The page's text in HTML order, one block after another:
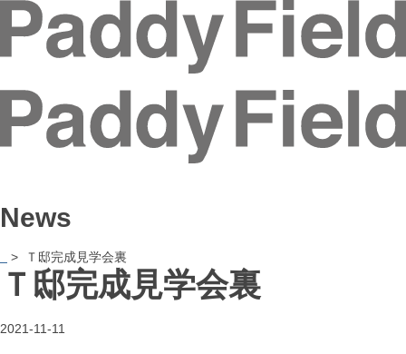
News
> Ｔ邸完成見学会裏
Ｔ邸完成見学会裏
2021-11-11